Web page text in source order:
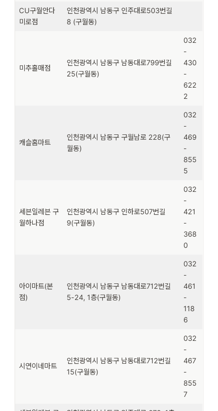
CU구월안다
미로점
인천광역시 남동구 인주대로503번길
8 (구월동)
미추홀매점
인천광역시 남동구 남동대로799번길
25(구월동)
032
-
430
-
622
2
캐슬홈마트
인천광역시 남동구 구월남로 228(구
월동)
032
-
469
-
855
5
세븐일레븐 구
월하나점
인천광역시 남동구 인하로507번길
9(구월동)
032
-
421
-
368
0
아이마트(본
점)
인천광역시 남동구 남동대로712번길
5-24, 1층(구월동)
032
-
461
-
118
6
시연이네마트
인천광역시 남동구 남동대로712번길
15(구월동)
032
-
467
-
855
7